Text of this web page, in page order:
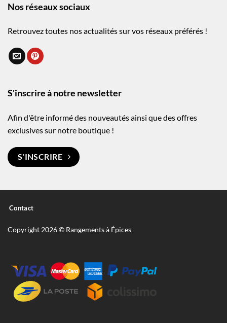
Nos réseaux sociaux
Retrouvez toutes nos actualités sur vos réseaux préférés !
S'inscrire à notre newsletter
Afin d'être informé des nouveautés ainsi que des offres
exclusives sur notre boutique !
S'INSCRIRE
Contact
Copyright 2026 © Rangements à Épices